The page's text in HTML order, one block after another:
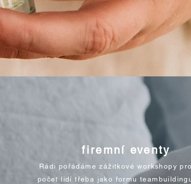
firemní eventy
Rádi pořádáme zážitkové workshopy
počet lidí třeba jako formu